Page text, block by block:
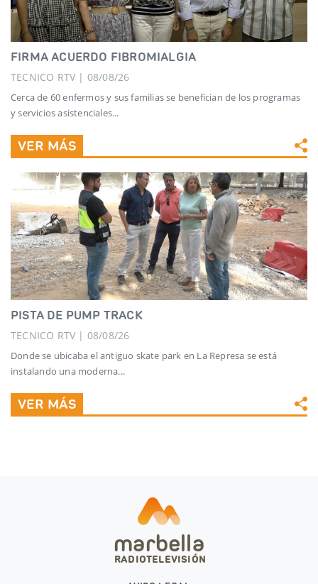
FIRMA ACUERDO FIBROMIALGIA
TECNICO RTV | 08/08/26
Cerca de 60 enfermos y sus familias se benefician de los programas
y servicios asistenciales...
VER MÁS
PISTA DE PUMP TRACK
TECNICO RTV | 08/08/26
Donde se ubicaba el antiguo skate park en La Represa se está
instalando una moderna...
VER MÁS
marbella
RADIOTELEVISIÓN